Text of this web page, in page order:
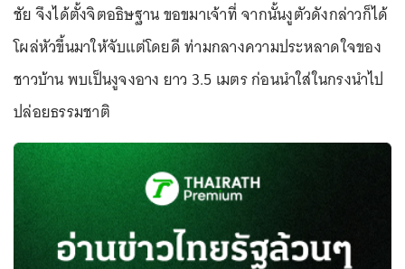
ชัย จึงได้ตั้งจิตอธิษฐาน ขอขมาเจ้าที่ จากนั้นงูตัวดังกล่าวก็ได้
โผล่หัวขึ้นมาให้จับแต่โดยดี ท่ามกลางความประหลาดใจของ
ชาวบ้าน พบเป็นงูจงอาง ยาว 3.5 เมตร ก่อนนำใส่ในกรงนำไป
ปล่อยธรรมชาติ